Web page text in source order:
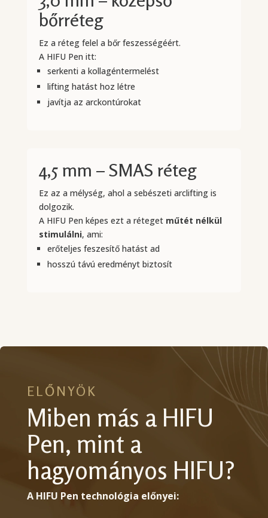
bőrréteg
Ez a réteg felel a bőr feszességéért.
A HIFU Pen itt:
serkenti a kollagéntermelést
lifting hatást hoz létre
javítja az arckontúrokat
4,5 mm – SMAS réteg
Ez az a mélység, ahol a sebészeti arclifting is
dolgozik.
A HIFU Pen képes ezt a réteget műtét nélkül
stimulálni, ami:
erőteljes feszesítő hatást ad
hosszú távú eredményt biztosít
ELŐNYÖK
Miben más a HIFU
Pen, mint a
hagyományos HIFU?
A HIFU Pen technológia előnyei: